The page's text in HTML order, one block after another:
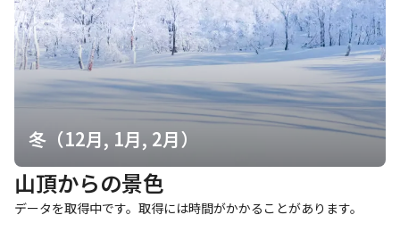
冬（12月, 1月, 2月）
山頂からの景色
データを取得中です。取得には時間がかかることがあります。